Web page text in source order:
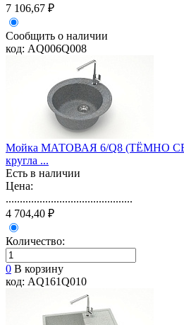
7 106,67 ₽
Сообщить о наличии
код: AQ006Q008
Мойка МАТОВАЯ 6/Q8 (ТЁМНО
кругла ...
Есть в наличии
Цена:
.............................................
4 704,40 ₽
Количество:
0 В корзину
код: AQ161Q010